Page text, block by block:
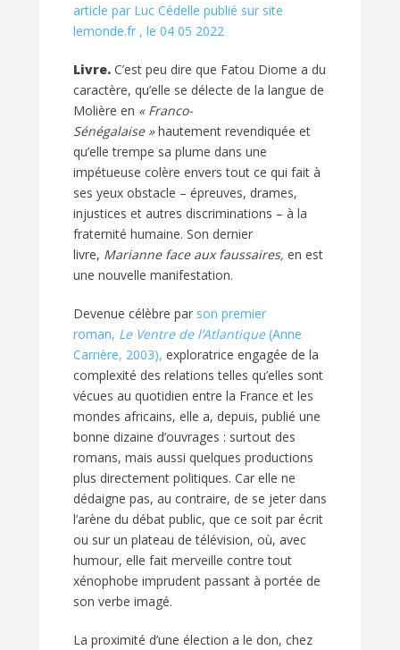
article par Luc Cédelle publié sur site
lemonde.fr , le 04 05 2022
Livre. C’est peu dire que Fatou Diome a du
caractère, qu’elle se délecte de la langue de
Molière en « Franco-
Sénégalaise »hautement revendiquée et
qu’elle trempe sa plume dans une
impétueuse colère envers tout ce qui fait à
ses yeux obstacle – épreuves, drames,
injustices et autres discriminations – à la
fraternité humaine. Son dernier
livre, Marianne face aux faussaires, en est
une nouvelle manifestation.
Devenue célèbre par son premier
roman, Le Ventre de l’Atlantique(Anne
Carrière, 2003), exploratrice engagée de la
complexité des relations telles qu’elles sont
vécues au quotidien entre la France et les
mondes africains, elle a, depuis, publié une
bonne dizaine d’ouvrages : surtout des
romans, mais aussi quelques productions
plus directement politiques. Car elle ne
dédaigne pas, au contraire, de se jeter dans
l’arène du débat public, que ce soit par écrit
ou sur un plateau de télévision, où, avec
humour, elle fait merveille contre tout
xénophobe imprudent passant à portée de
son verbe imagé.
La proximité d’une élection a le don, chez